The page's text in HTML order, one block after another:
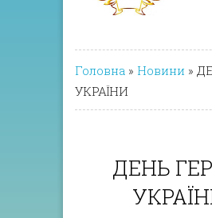
Головна » Новини »
УКРАЇНИ
ДЕНЬ